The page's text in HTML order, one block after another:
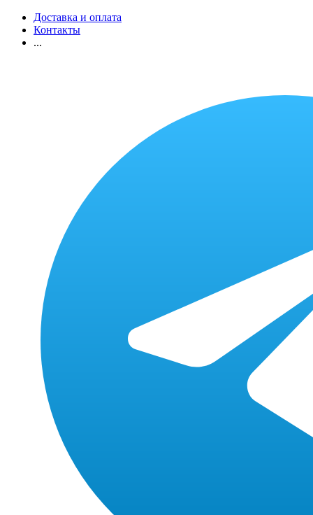
Доставка и оплата
Контакты
...